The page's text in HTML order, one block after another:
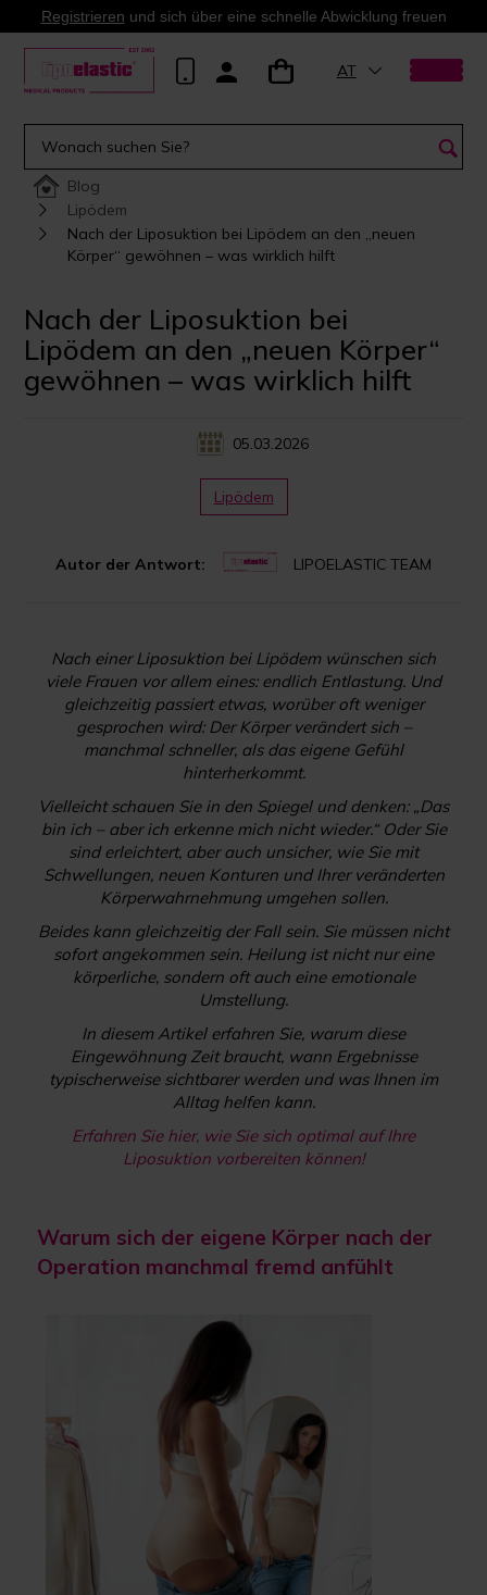
Registrieren und sich über eine schnelle Abwicklung freuen
AT
Blog
Lipödem
Nach der Liposuktion bei Lipödem an den „neuen
Körper“ gewöhnen – was wirklich hilft
Nach der Liposuktion bei
Lipödem an den „neuen Körper“
gewöhnen – was wirklich hilft
05.03.2026
Autor der Antwort: LIPOELASTIC TEAM
Lipödem
Nach einer Liposuktion bei Lipödem wünschen sich
viele Frauen vor allem eines: endlich Entlastung. Und
gleichzeitig passiert etwas, worüber oft weniger
gesprochen wird: Der Körper verändert sich –
manchmal schneller, als das eigene Gefühl
hinterherkommt.
Vielleicht schauen Sie in den Spiegel und denken: „Das
bin ich – aber ich erkenne mich nicht wieder.“ Oder Sie
sind erleichtert, aber auch unsicher, wie Sie mit
Schwellungen, neuen Konturen und Ihrer veränderten
Körperwahrnehmung umgehen sollen.
Beides kann gleichzeitig der Fall sein. Sie müssen nicht
sofort angekommen sein. Heilung ist nicht nur eine
körperliche, sondern oft auch eine emotionale
Umstellung.
In diesem Artikel erfahren Sie, warum diese
Eingewöhnung Zeit braucht, wann Ergebnisse
typischerweise sichtbarer werden und was Ihnen im
Alltag helfen kann.
Erfahren Sie hier, wie Sie sich optimal auf Ihre
Liposuktion vorbereiten können!
Warum sich der eigene Körper nach der
Operation manchmal fremd anfühlt